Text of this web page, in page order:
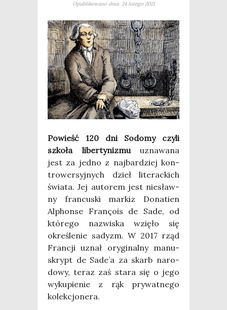
Opublikowano dnia: 24 lutego 2021
Powieść 120 dni Sodo­my czy­li
szko­ła liber­ty­ni­zmuuzna­wa­na
jest za jed­no z naj­bar­dziej kon­
tro­wer­syj­nych dzieł lite­rac­kich
świa­ta. Jej auto­rem jest nie­sław­
ny fran­cu­ski mar­kiz Dona­tien
Alphon­se Fra­nço­is de Sade, od
któ­re­go nazwi­ska wzię­ło się
okre­śle­nie sadyzm. W 2017 rząd
Fran­cji uznał ory­gi­nal­ny manu­
skrypt de Sade­’a za skarb naro­
do­wy, teraz zaś sta­ra się o jego
wyku­pie­nie z rąk pry­wat­ne­go
kolek­cjo­ne­ra.